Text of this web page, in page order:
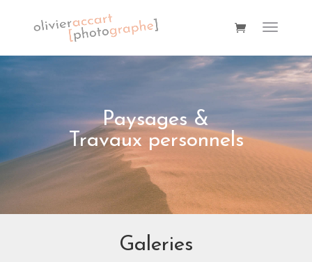
Paysages &
Travaux personnels
Galeries